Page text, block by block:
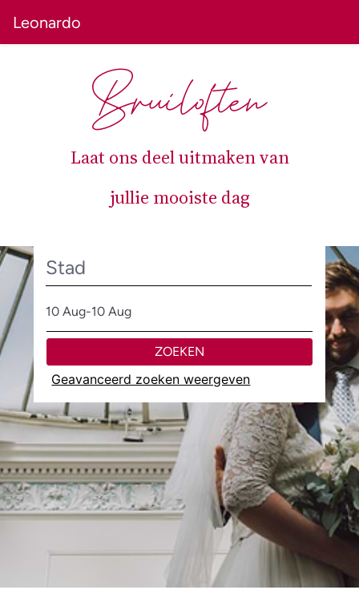
Leonardo
Bruiloften
Laat ons deel uitmaken van
jullie mooiste dag
SelectDate
10 Aug-10 Aug
ZOEKEN
Geavanceerd zoeken weergeven